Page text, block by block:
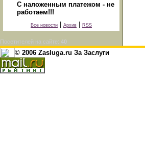
С наложенным платежом - не
работаем!!!
Все новости Архив RSS
Посетителей на сайте: 40
© 2006 Zasluga.ru За Заслуги